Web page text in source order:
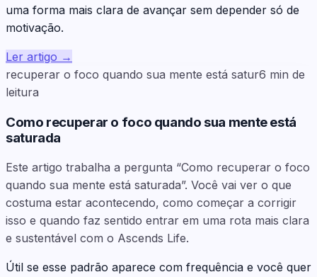
uma forma mais clara de avançar sem depender só de
motivação.
Ler artigo →
recuperar o foco quando sua mente está satur6 min de
leitura
Como recuperar o foco quando sua mente está
saturada
Este artigo trabalha a pergunta “Como recuperar o foco
quando sua mente está saturada”. Você vai ver o que
costuma estar acontecendo, como começar a corrigir
isso e quando faz sentido entrar em uma rota mais clara
e sustentável com o Ascends Life.
Útil se esse padrão aparece com frequência e você quer